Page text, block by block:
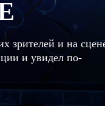
зрителей и на
и увидел по-